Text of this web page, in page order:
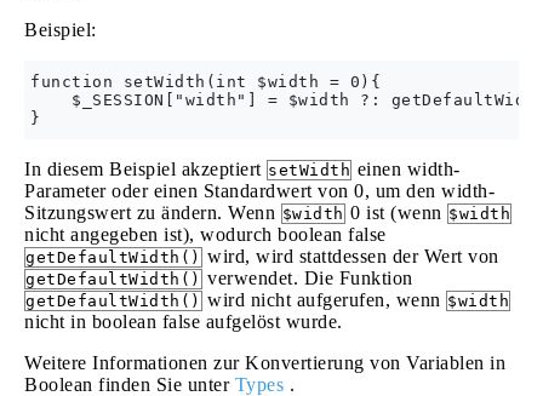
Beispiel:
function setWidth(int $width = 0){
$_SESSION["width"] = $width ?:
In diesem Beispiel akzeptiert setWidth einen width-
Parameter oder einen Standardwert von 0, um den width-
Sitzungswert zu ändern. Wenn $width 0 ist (wenn $width
nicht angegeben ist), wodurch boolean false
getDefaultWidth() wird, wird stattdessen der Wert von
getDefaultWidth() verwendet. Die Funktion
getDefaultWidth() wird nicht aufgerufen, wenn $width
nicht in boolean false aufgelöst wurde.
Weitere Informationen zur Konvertierung von Variablen in
Boolean finden Sie unter Types .